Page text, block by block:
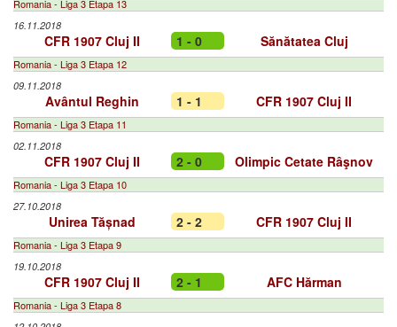
Romania - Liga 3 Etapa 13
16.11.2018
CFR 1907 Cluj II 1 - 0 Sănătatea Cluj
Romania - Liga 3 Etapa 12
09.11.2018
Avântul Reghin 1 - 1 CFR 1907 Cluj II
Romania - Liga 3 Etapa 11
02.11.2018
CFR 1907 Cluj II 2 - 0 Olimpic Cetate Râşnov
Romania - Liga 3 Etapa 10
27.10.2018
Unirea Tășnad 2 - 2 CFR 1907 Cluj II
Romania - Liga 3 Etapa 9
19.10.2018
CFR 1907 Cluj II 2 - 1 AFC Hărman
Romania - Liga 3 Etapa 8